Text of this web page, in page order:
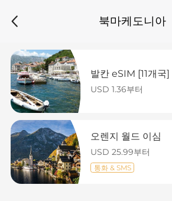
북마케도니아
발칸 eSIM [11개국]
USD 1.36부터
오렌지 월드 이심
USD 25.99부터
통화 & SMS